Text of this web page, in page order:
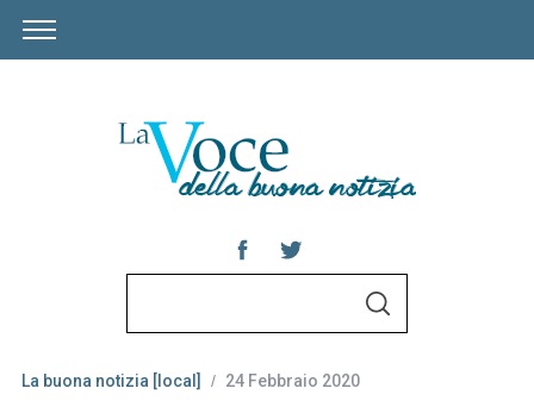
r
S
La buona notizia [local] 24 Febbraio 2020